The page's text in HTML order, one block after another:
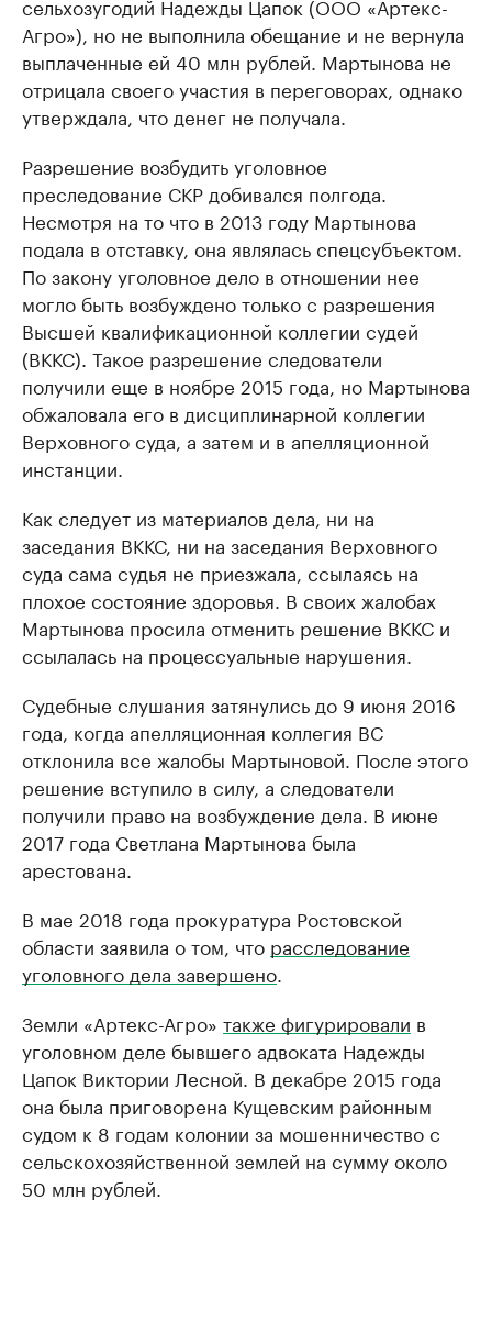
Агро»), но не выполнила обещание и не вернула
выплаченные ей 40 млн рублей. Мартынова не
отрицала своего участия в переговорах, однако
утверждала, что денег не получала.
Разрешение возбудить уголовное
преследование СКР добивался полгода.
Несмотря на то что в 2013 году Мартынова
подала в отставку, она являлась спецсубъектом.
По закону уголовное дело в отношении нее
могло быть возбуждено только с разрешения
Высшей квалификационной коллегии судей
(ВККС). Такое разрешение следователи
получили еще в ноябре 2015 года, но Мартынова
обжаловала его в дисциплинарной коллегии
Верховного суда, а затем и в апелляционной
инстанции.
Как следует из материалов дела, ни на
заседания ВККС, ни на заседания Верховного
суда сама судья не приезжала, ссылаясь на
плохое состояние здоровья. В своих жалобах
Мартынова просила отменить решение ВККС и
ссылалась на процессуальные нарушения.
Судебные слушания затянулись до 9 июня 2016
года, когда апелляционная коллегия ВС
отклонила все жалобы Мартыновой. После этого
решение вступило в силу, а следователи
получили право на возбуждение дела. В июне
2017 года Светлана Мартынова была
арестована.
В мае 2018 года прокуратура Ростовской
области заявила о том, что расследование
уголовного дела завершено
Земли «Артекс-Агро» также фигурировали в
уголовном деле бывшего адвоката Надежды
Цапок Виктории Лесной. В декабре 2015 года
она была приговорена Кущевским районным
судом к 8 годам колонии за мошенничество с
сельскохозяйственной землей на сумму около
50 млн рублей.